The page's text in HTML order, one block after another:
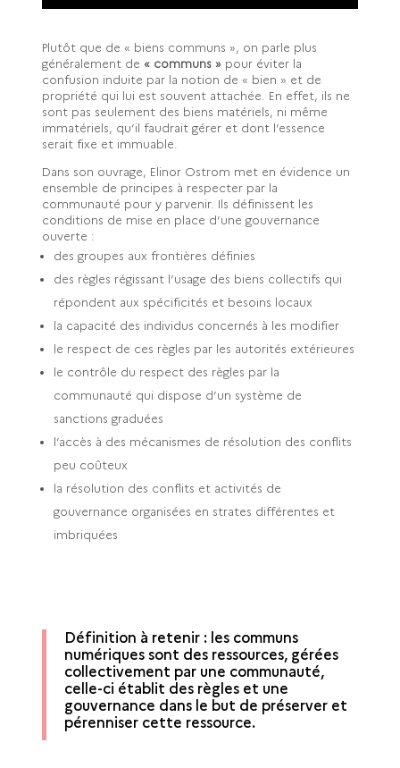
Plutôt que de « biens communs », on parle plus
généralement de « communs » pour éviter la
confusion induite par la notion de « bien » et de
propriété qui lui est souvent attachée. En effet, ils ne
sont pas seulement des biens matériels, ni même
immatériels, qu’il faudrait gérer et dont l’essence
serait fixe et immuable.
Dans son ouvrage, Elinor Ostrom met en évidence un
ensemble de principes à respecter par la
communauté pour y parvenir. Ils définissent les
conditions de mise en place d’une gouvernance
ouverte :
des groupes aux frontières définies
des règles régissant l’usage des biens collectifs qui
répondent aux spécificités et besoins locaux
la capacité des individus concernés à les modifier
le respect de ces règles par les autorités extérieures
le contrôle du respect des règles par la
communauté qui dispose d’un système de
sanctions graduées
l’accès à des mécanismes de résolution des conflits
peu coûteux
la résolution des conflits et activités de
gouvernance organisées en strates différentes et
imbriquées
Définition à retenir : les communs
numériques sont des ressources, gérées
collectivement par une communauté,
celle-ci établit des règles et une
gouvernance dans le but de préserver et
pérenniser cette ressource.